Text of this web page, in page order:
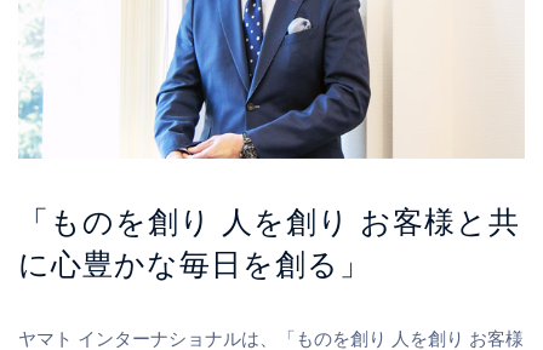
「ものを創り 人を創り お客様と共
に心豊かな毎日を創る」
ヤマト インターナショナルは、「ものを創り 人を創り お客様